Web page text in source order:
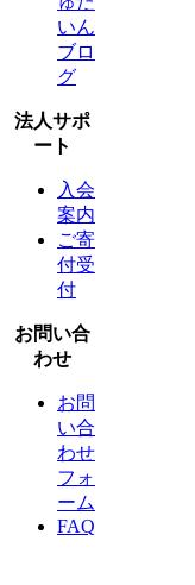
いん
ブロ
グ
法人サポ
ート
入会
案内
ご寄
付受
付
お問い合
わせ
お問
い合
わせ
フォ
ーム
FAQ